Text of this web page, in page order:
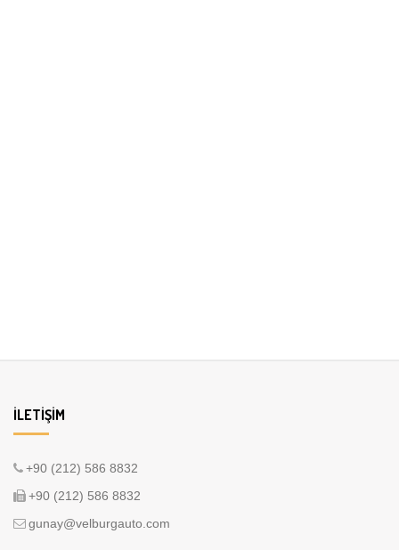
İLETIŞIM
+90 (212) 586 8832
+90 (212) 586 8832
gunay@velburgauto.com